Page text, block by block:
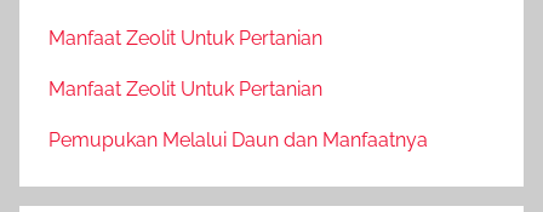
Manfaat Zeolit Untuk Pertanian
Manfaat Zeolit Untuk Pertanian
Pemupukan Melalui Daun dan Manfaatnya